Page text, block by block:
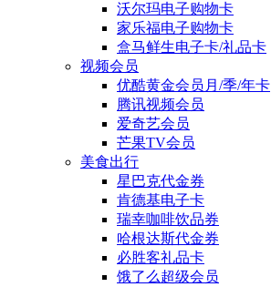
沃尔玛电子购物卡
家乐福电子购物卡
盒马鲜生电子卡/礼品卡
视频会员
优酷黄金会员月/季/年卡
腾讯视频会员
爱奇艺会员
芒果TV会员
美食出行
星巴克代金券
肯德基电子卡
瑞幸咖啡饮品券
哈根达斯代金券
必胜客礼品卡
饿了么超级会员